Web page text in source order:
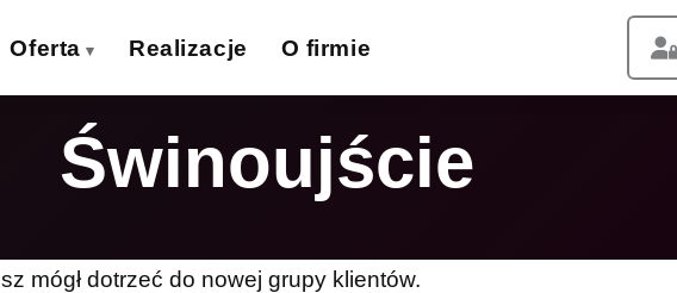
Oferta
Wizytówki Ulotki
Banery wielkoformat.
wielkoformat. › Naklejki ›
Realizacje O firmie
Świnoujście
mógł dotrzeć do nowej grupy klientów.